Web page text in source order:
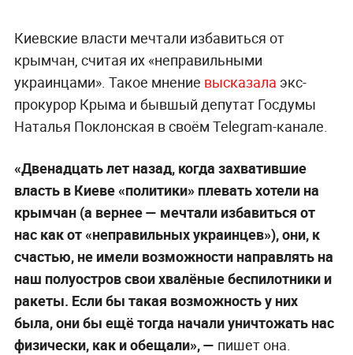
Киевские власти мечтали избавиться от
крымчан, считая их «неправильными
украинцами». Такое мнение высказала экс-
прокурор Крыма и бывшый депутат Госдумы
Наталья Поклонская в своём Telegram-канале.
«Двенадцать лет назад, когда захватившие
власть в Киеве «политики» плевать хотели на
крымчан (а вернее — мечтали избавиться от
нас как от «неправильных украинцев»), они, к
счастью, не имели возможности направлять на
наш полуостров свои хвалёные беспилотники и
ракеты. Если бы такая возможность у них
была, они бы ещё тогда начали уничтожать нас
физически, как и обещали», — пишет она.